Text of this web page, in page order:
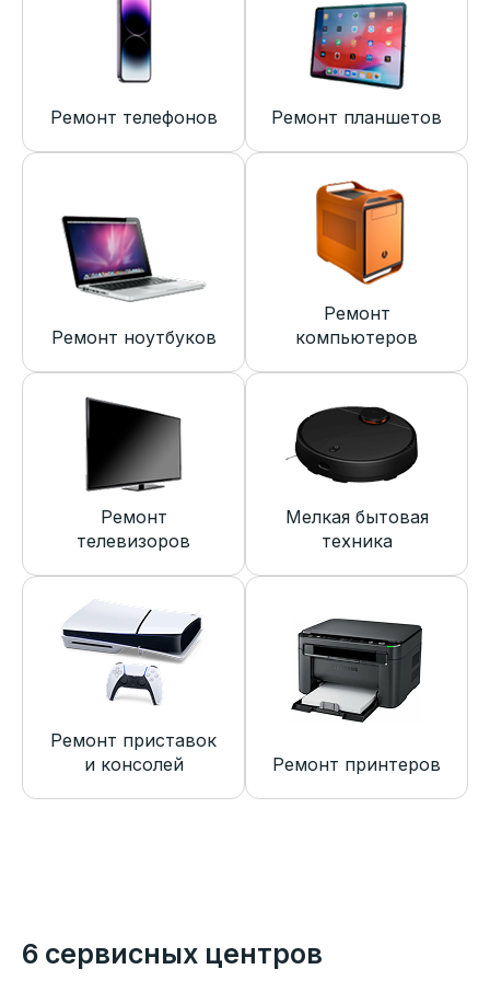
Ремонт телефонов Ремонт планшетов
Ремонт ноутбуков
Ремонт
компьютеров
Ремонт
телевизоров
Мелкая бытовая
техника
Ремонт приставок
и консолей
Ремонт принтеров
6 сервисных центров